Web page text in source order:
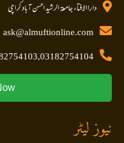
داراالافتاء جامعۃ الرشید احسن آباد کراچی
ask@almuftionline.com
نیوز لیٹر